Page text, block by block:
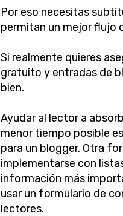
Por eso necesitas
permitan un mejor flujo
Si realmente quieres
gratuito y entradas de
bien.
Ayudar al lector a
menor tiempo posible
para un blogger. Otra
implementarse con
información más
usar un formulario de
lectores.